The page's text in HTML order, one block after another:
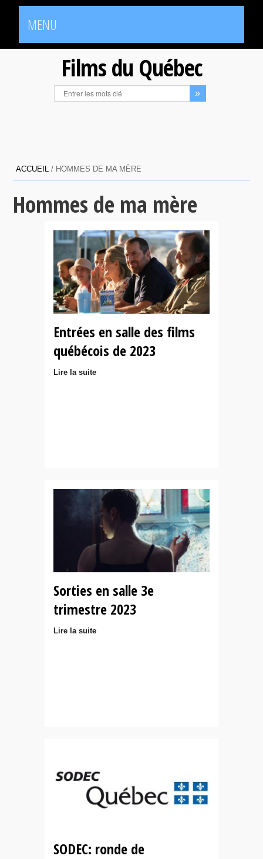
MENU
Films du Québec
ACCUEIL / HOMMES DE MA MÈRE
Hommes de ma mère
Entrées en salle des films
québécois de 2023
Lire la suite
Sorties en salle 3e
trimestre 2023
Lire la suite
SODEC: ronde de